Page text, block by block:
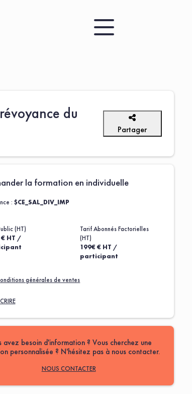
du
Partager
la formation en individuelle
:$CE_SAL_DIV_IMP
(HT)
€ HT /
Tarif Abonnés Factorielles
(HT)
199€ € HT /
participant
générales de ventes
avez besoin d'information ? Vous cherchez une
personnalisée ? N'hésitez pas à nous contacter.
NOUS CONTACTER